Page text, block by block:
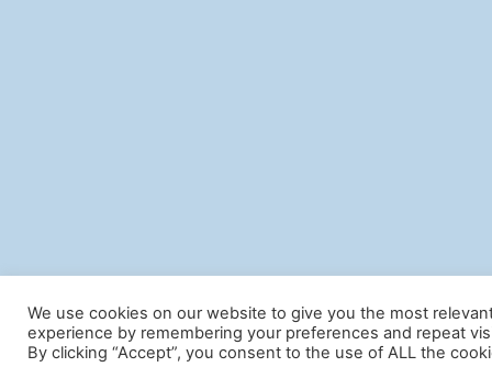
We use cookies on our website to give you the most
experience by remembering your preferences and repeat
By clicking “Accept”, you consent to the use of ALL the